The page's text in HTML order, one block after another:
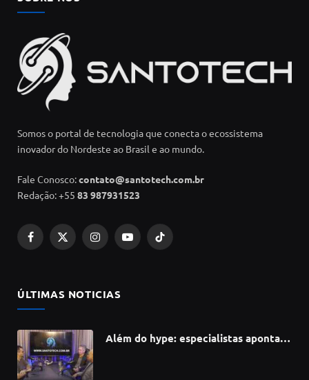
Somos o portal de tecnologia que conecta o ecossistema
inovador do Nordeste ao Brasil e ao mundo.
Fale Conosco:contato@santotech.com.br
Redação: +55 83 987931523
Facebook
X
InstagramYouTubeTikTok
ÚLTIMAS NOTICIAS
Além do hype: especialistas apontam